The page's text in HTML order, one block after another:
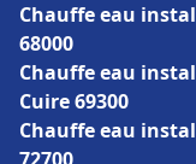
Chauffe eau
68000
Chauffe eau
Cuire 69300
Chauffe eau